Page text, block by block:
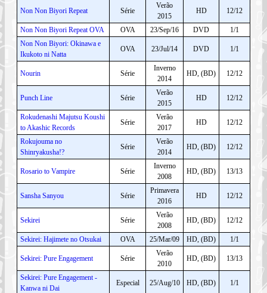
Non Non Biyori Repeat Série
Verão
2015
HD 12/12
Non Non Biyori Repeat OVA OVA 23/Sep/16 DVD
1/1
Non Non Biyori: Okinawa e
Ikukoto ni Natta
OVA 23/Jul/14 DVD 1/1
Nourin Série
Inverno
2014
HD, (BD) 12/12
Punch Line Série
Verão
2015
HD 12/12
Rokudenashi Majutsu Koushi
to Akashic Records
Série
Verão
2017
HD 12/12
Rokujouma no
Shinryakusha!?
Série
Verão
2014
HD, (BD) 12/12
Rosario to Vampire Série
Inverno
2008
HD, (BD) 13/13
Sansha Sanyou Série
Primavera
2016
HD 12/12
Sekirei Série
Verão
2008
HD, (BD) 12/12
Sekirei: Hajimete no Otsukai OVA 25/Mar/09 HD, (BD) 1/1
Sekirei: Pure Engagement Série
Verão
2010
HD, (BD) 13/13
Sekirei: Pure Engagement -
Kanwa ni Dai
Especial 25/Aug/10 HD, (BD) 1/1